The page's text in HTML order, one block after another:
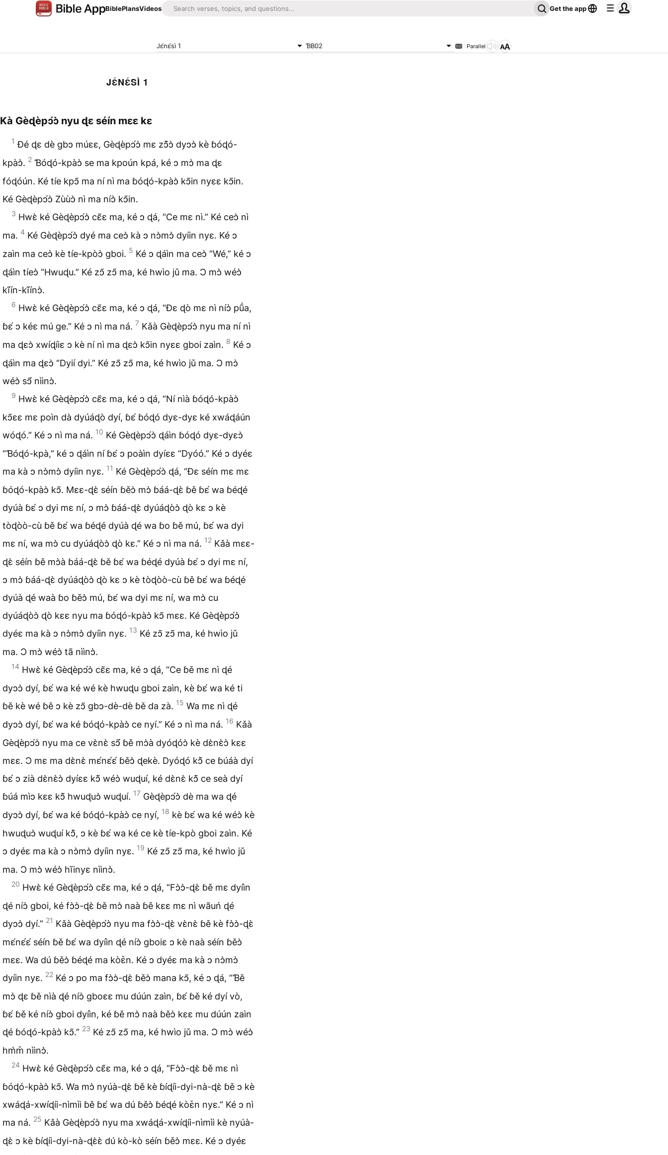
BiblePlansVideos Get the app
Jɛ́nɛ́sì 1 ƁB02 Parallel
JƐ́NƐ́SÌ 1
Kà Gèɖèpɔ́ɔ̀ nyu ɖɛ séín mɛɛ kɛ
1 Ɖé ɖɛ dè gbɔ múɛɛ, Gèɖèpɔ́ɔ̀ mɛ zɔ̃̌ɔ̀ dyɔɔ̀ kè ɓóɖó-
kpàɔ̀. 2 Ɓóɖó-kpàɔ̀ se ma kpoún kpá, ké ɔ mɔ̀ ma ɖɛ
fóɖóún. Ké tíe kpɔ̃ ma ní nì ma ɓóɖó-kpàɔ̀ kɔ̃in nyɛɛ kɔ̃in.
Ké Gèɖèpɔ́ɔ̀ Zùùɔ̀ nì ma níɔ̀ kɔ̃in.
3 Hwɛ̀ ké Gèɖèpɔ́ɔ̀ cɛ̃ɛ ma, ké ɔ ɖá, “Ce mɛ nì.” Ké ceɔ̀ nì
ma. 4 Ké Gèɖèpɔ́ɔ̀ dyé ma ceɔ̀ kà ɔ nɔ̀mɔ̀ dyíin nyɛ. Ké ɔ
zaìn ma ceɔ̀ kè tíe-kpòɔ̀ gboi. 5 Ké ɔ ɖáìn ma ceɔ̀ “Wé,” ké ɔ
ɖáìn tíeɔ̀ “Hwuɖu.” Ké zɔ̃ zɔ̃ ma, ké hwìo jǔ ma. Ɔ mɔ̀ wéɔ̀
kĩ́ín-kĩ́ínɔ̀.
6 Hwɛ̀ ké Gèɖèpɔ́ɔ̀ cɛ̃ɛ ma, ké ɔ ɖá, “Ɖɛ ɖò mɛ nì níɔ̀ pṹa,
ɓɛ́ ɔ kéɛ mú ge.” Ké ɔ nì ma ná. 7 Kǎà Gèɖèpɔ́ɔ̀ nyu ma ní nì
ma ɖɛɔ̀ xwíɖíiɛ ɔ kè ní nì ma ɖɛɔ̀ kɔ̃in nyɛɛ gboi zaìn. 8 Ké ɔ
ɖáìn ma ɖɛɔ̀ “Dyií dyi.” Ké zɔ̃ zɔ̃ ma, ké hwìo jǔ ma. Ɔ mɔ̀
wéɔ̀ sɔ̃́ nììnɔ̀.
9 Hwɛ̀ ké Gèɖèpɔ́ɔ̀ cɛ̃ɛ ma, ké ɔ ɖá, “Ní nìà ɓóɖó-kpàɔ̀
kɔ̃ɛɛ mɛ poìn dà dyúáɖò dyí, ɓɛ́ ɓóɖó dyɛ-dyɛ ké xwáɖáún
wóɖó.” Ké ɔ nì ma ná. 10 Ké Gèɖèpɔ́ɔ̀ ɖáìn ɓóɖó dyɛ-dyɛɔ̀
“Ɓóɖó-kpà,” ké ɔ ɖáìn ní ɓɛ́ ɔ poàìn dyíɛɛ “Dyóó.” Ké ɔ dyéɛ
ma kà ɔ nɔ̀mɔ̀ dyíin nyɛ. 11 Ké Gèɖèpɔ́ɔ̀ ɖá, “Ɖɛ séín mɛ mɛ
ɓóɖó-kpàɔ̀ kɔ̃. Mɛɛ-ɖɛ̀ séín ɓěɔ̀ mɔ̀ ɓáá-ɖɛ̀ ɓě ɓɛ́ wa ɓéɖé
dyúà ɓɛ́ ɔ dyi mɛ ní, ɔ mɔ̀ ɓáá-ɖɛ̀ dyúáɖòɔ̀ ɖò kɛ ɔ kè
tòɖòò-cù ɓě ɓɛ́ wa ɓéɖé dyúà ɖé wa ɓo ɓě mú, ɓɛ́ wa dyi
mɛ ní, wa mɔ̀ cu dyúáɖòɔ̀ ɖò kɛ.” Ké ɔ nì ma ná. 12 Kǎà mɛɛ-
ɖɛ̀ séín ɓě mɔ̀à ɓáá-ɖɛ̀ ɓě ɓɛ́ wa ɓéɖé dyúà ɓɛ́ ɔ dyi mɛ ní,
ɔ mɔ̀ ɓáá-ɖɛ̀ dyúáɖòɔ̀ ɖò kɛ ɔ kè tòɖòò-cù ɓě ɓɛ́ wa ɓéɖé
dyúà ɖé waà ɓo ɓěɔ̀ mú, ɓɛ́ wa dyi mɛ ní, wa mɔ̀ cu
dyúáɖòɔ̀ ɖò kɛɛ nyu ma ɓóɖó-kpàɔ̀ kɔ̃ mɛɛ. Ké Gèɖèpɔ́ɔ̀
dyéɛ ma kà ɔ nɔ̀mɔ̀ dyíin nyɛ. 13 Ké zɔ̃ zɔ̃ ma, ké hwìo jǔ
ma. Ɔ mɔ̀ wéɔ̀ tã nììnɔ̀.
14 Hwɛ̀ ké Gèɖèpɔ́ɔ̀ cɛ̃ɛ ma, ké ɔ ɖá, “Ce ɓě mɛ nì ɖé
dyɔɔ̀ dyí, ɓɛ́ wa ké wé kè hwuɖu gboi zaìn, kè ɓɛ́ wa ké ti
ɓě kè wé ɓě ɔ kè zɔ̃ gbɔ-dè-dè ɓě da zà. 15 Wa mɛ nì ɖé
dyɔɔ̀ dyí, ɓɛ́ wa ké ɓóɖó-kpàɔ̀ ce nyí.” Ké ɔ nì ma ná. 16 Kǎà
Gèɖèpɔ́ɔ̀ nyu ma ce vɛ̀nɛ̀ sɔ̃́ ɓě mɔ̀à dyóɖóɔ̀ kè dɛ̀nɛ̀ɔ̀ kɛɛ
mɛɛ. Ɔ mɛ ma dɛ̀nɛ̀ mɛ́nɛ́ɛ́ ɓěɔ̀ ɖekè. Dyóɖó kɔ̃̀ ce ɓúáà dyí
ɓɛ́ ɔ zià dɛ̀nɛ̀ɔ̀ dyíɛɛ kɔ̃̀ wéɔ̀ wuɖuí, ké dɛ̀nɛ̀ kɔ̃̀ ce seà dyí
ɓúá mìɔ kɛɛ kɔ̃̀ hwuɖuɔ̀ wuɖuí. 17 Gèɖèpɔ́ɔ̀ dè ma wa ɖé
dyɔɔ̀ dyí, ɓɛ́ wa ké ɓóɖó-kpàɔ̀ ce nyí, 18 kè ɓɛ́ wa ké wéɔ̀ kè
hwuɖuɔ̀ wuɖuí kɔ̃̀, ɔ kè ɓɛ́ wa ké ce kè tíe-kpò gboi zaìn. Ké
ɔ dyéɛ ma kà ɔ nɔ̀mɔ̀ dyíin nyɛ. 19 Ké zɔ̃ zɔ̃ ma, ké hwìo jǔ
ma. Ɔ mɔ̀ wéɔ̀ hĩinyɛ nììnɔ̀.
20 Hwɛ̀ ké Gèɖèpɔ́ɔ̀ cɛ̃ɛ ma, ké ɔ ɖá, “Fɔ̀ɔ̀-ɖɛ̀ ɓě mɛ dyíìn
ɖé níɔ̀ gboi, ké fɔ̀ɔ̀-ɖɛ̀ ɓě mɔ̀ naà ɓě kɛɛ mɛ nì wãuń ɖé
dyɔɔ̀ dyí.” 21 Kǎà Gèɖèpɔ́ɔ̀ nyu ma fɔ̀ɔ̀-ɖɛ̀ vɛ̀nɛ̀ ɓě kè fɔ̀ɔ̀-ɖɛ̀
mɛ́nɛ́ɛ́ séín ɓě ɓɛ́ wa dyíìn ɖé níɔ̀ gboiɛ ɔ kè naà séín ɓěɔ̀
mɛɛ. Wa dú ɓěɔ̀ ɓéɖé ma kòɛ̌n. Ké ɔ dyéɛ ma kà ɔ nɔ̀mɔ̀
dyíin nyɛ. 22 Ké ɔ po ma fɔ̀ɔ̀-ɖɛ̀ ɓěɔ̀ mana kɔ̃, ké ɔ ɖá, “Ɓě
mɔ̀ ɖɛ ɓě nìà ɖé níɔ̀ gboɛɛ mu dúún zaìn, ɓɛ́ ɓě ké dyí vò,
ɓɛ́ ɓě ké níɔ̀ gboi dyíìn, ké ɓě mɔ̀ naà ɓěɔ̀ kɛɛ mu dúún zaìn
ɖé ɓóɖó-kpàɔ̀ kɔ̃.” 23 Ké zɔ̃ zɔ̃ ma, ké hwìo jǔ ma. Ɔ mɔ̀ wéɔ̀
hm̀m̌ nììnɔ̀.
24 Hwɛ̀ ké Gèɖèpɔ́ɔ̀ cɛ̃ɛ ma, ké ɔ ɖá, “Fɔ̀ɔ̀-ɖɛ̀ ɓě mɛ nì
ɓóɖó-kpàɔ̀ kɔ̃. Wa mɔ̀ nyúà-ɖɛ̀ ɓě kè ɓíɖíi-dyi-nà-ɖɛ̀ ɓě ɔ kè
xwáɖá-xwíɖíi-nìmìì ɓě ɓɛ́ wa dú ɓěɔ̀ ɓéɖé kòɛ̌n nyɛ.” Ké ɔ nì
ma ná. 25 Kǎà Gèɖèpɔ́ɔ̀ nyu ma xwáɖá-xwíɖíi-nìmìì kè nyúà-
ɖɛ̀ ɔ kè ɓíɖíi-dyi-nà-ɖɛ̀ɛ̀ dú kò-kò séín ɓěɔ̀ mɛɛ. Ké ɔ dyéɛ